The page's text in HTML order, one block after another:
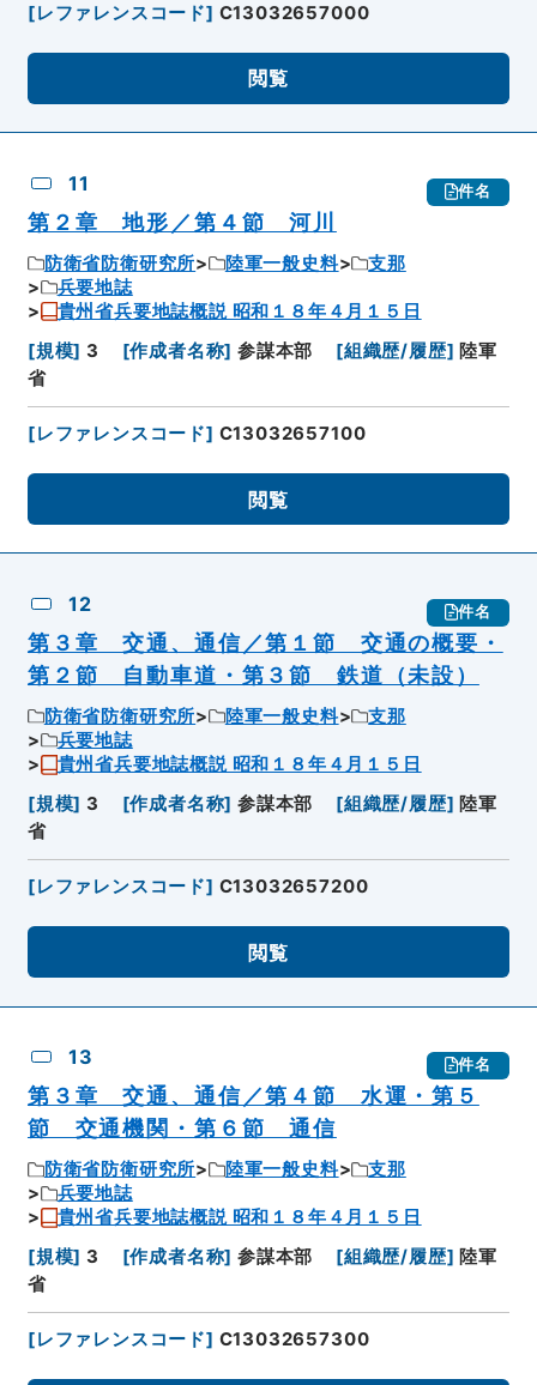
[レファレンスコード] C13032657000
閲覧
11 件名
第２章 地形／第４節 河川
防衛省防衛研究所 陸軍一般史料
支那
兵要地誌
貴州省兵要地誌概説 昭和１８年４月１５日
[規模] 3 [作成者名称] 参謀本部 [組織歴/履歴] 陸軍
省
[レファレンスコード] C13032657100
閲覧
12 件名
第３章 交通、通信／第１節 交通の概要・
第２節 自動車道・第３節 鉄道（未設）
防衛省防衛研究所 陸軍一般史料
支那
兵要地誌
貴州省兵要地誌概説 昭和１８年４月１５日
[規模] 3 [作成者名称] 参謀本部 [組織歴/履歴] 陸軍
省
[レファレンスコード] C13032657200
閲覧
13 件名
第３章 交通、通信／第４節 水運・第５
節 交通機関・第６節 通信
防衛省防衛研究所 陸軍一般史料
支那
兵要地誌
貴州省兵要地誌概説 昭和１８年４月１５日
[規模] 3 [作成者名称] 参謀本部 [組織歴/履歴] 陸軍
省
[レファレンスコード] C13032657300